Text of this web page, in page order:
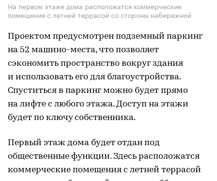
На первом этаже дома расположатся коммерческие
помещения с летней террасой со стороны набережной
Проектом предусмотрен подземный паркинг
на 52 машино-места, что позволяет
сэкономить пространство вокруг здания
и использовать его для благоустройства.
Спуститься в паркинг можно будет прямо
на лифте с любого этажа. Доступ на этажи
будет по ключу собственника.
Первый этаж дома будет отдан под
общественные функции. Здесь расположатся
коммерческие помещения с летней террасой